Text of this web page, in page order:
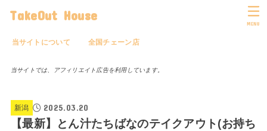
TakeOut House
当サイトについて 全国チェーン店
MENU
当サイトでは、アフィリエイト広告を利用しています。
新潟 2025.03.20
【最新】とん汁たちばなのテイクアウト(お持ち